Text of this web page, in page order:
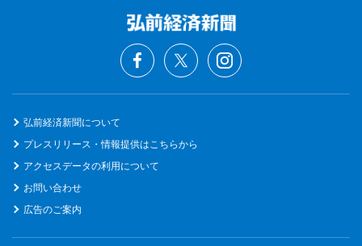
弘前経済新聞について
プレスリリース・情報提供はこちらから
アクセスデータの利用について
お問い合わせ
広告のご案内